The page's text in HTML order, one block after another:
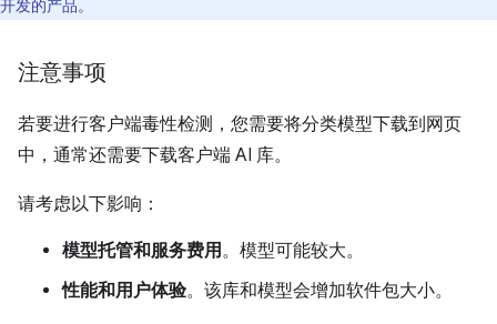
开发的产品。
注意事项
若要进行客户端毒性检测，您需要将分类模型下载到网页
中，通常还需要下载客户端 AI 库。
请考虑以下影响：
模型托管和服务费用 。模型可能较大。
性能和用户体验。该库和模型会增加软件包大小。